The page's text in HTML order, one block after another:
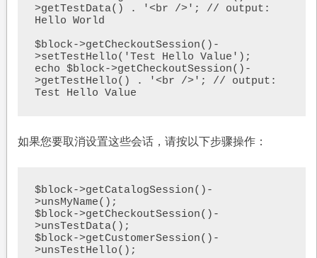
>getTestData() . '<br />'; // output:
Hello World
$block->getCheckoutSession()-
>setTestHello('Test Hello Value');
echo $block->getCheckoutSession()-
>getTestHello() . '<br />'; // output:
Test Hello Value
如果您要取消设置这些会话，请按以下步骤操作：
$block->getCatalogSession()-
>unsMyName();
$block->getCheckoutSession()-
>unsTestData();
$block->getCustomerSession()-
>unsTestHello();